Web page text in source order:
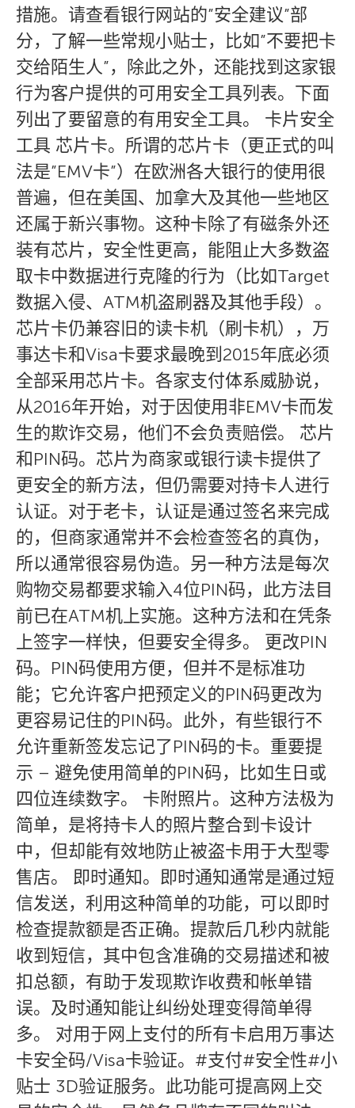
措施。请查看银行网站的”安全建议”部
分，了解一些常规小贴士，比如”不要把卡
交给陌生人”，除此之外，还能找到这家银
行为客户提供的可用安全工具列表。下面
列出了要留意的有用安全工具。 卡片安全
工具 芯片卡。所谓的芯片卡（更正式的叫
法是”EMV卡”）在欧洲各大银行的使用很
普遍，但在美国、加拿大及其他一些地区
还属于新兴事物。这种卡除了有磁条外还
装有芯片，安全性更高，能阻止大多数盗
取卡中数据进行克隆的行为（比如Target
数据入侵、ATM机盗刷器及其他手段）。
芯片卡仍兼容旧的读卡机（刷卡机），万
事达卡和Visa卡要求最晚到2015年底必须
全部采用芯片卡。各家支付体系威胁说，
从2016年开始，对于因使用非EMV卡而发
生的欺诈交易，他们不会负责赔偿。 芯片
和PIN码。芯片为商家或银行读卡提供了
更安全的新方法，但仍需要对持卡人进行
认证。对于老卡，认证是通过签名来完成
的，但商家通常并不会检查签名的真伪，
所以通常很容易伪造。另一种方法是每次
购物交易都要求输入4位PIN码，此方法目
前已在ATM机上实施。这种方法和在凭条
上签字一样快，但要安全得多。 更改PIN
码。PIN码使用方便，但并不是标准功
能；它允许客户把预定义的PIN码更改为
更容易记住的PIN码。此外，有些银行不
允许重新签发忘记了PIN码的卡。重要提
示 – 避免使用简单的PIN码，比如生日或
四位连续数字。 卡附照片。这种方法极为
简单，是将持卡人的照片整合到卡设计
中，但却能有效地防止被盗卡用于大型零
售店。 即时通知。即时通知通常是通过短
信发送，利用这种简单的功能，可以即时
检查提款额是否正确。提款后几秒内就能
收到短信，其中包含准确的交易描述和被
扣总额，有助于发现欺诈收费和帐单错
误。及时通知能让纠纷处理变得简单得
多。 对用于网上支付的所有卡启用万事达
卡安全码/Visa卡验证。#支付#安全性#小
贴士 3D验证服务。此功能可提高网上交